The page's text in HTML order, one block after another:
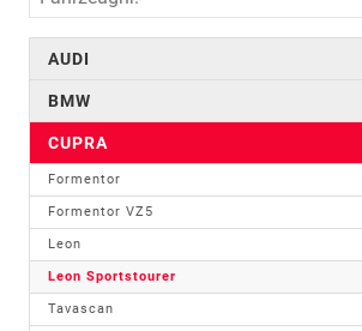
AUDI
BMW
CUPRA
Formentor
Formentor VZ5
Leon
Leon Sportstourer
Tavascan